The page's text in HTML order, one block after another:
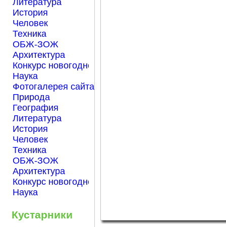
Литература
История
Человек
Техника
ОБЖ-ЗОЖ
Архитектура
Конкурс новогодней открытки "Нарисуем Новый
Наука
Фотогалерея сайта Началка.com
Природа
География
Литература
История
Человек
Техника
ОБЖ-ЗОЖ
Архитектура
Конкурс новогодней открытки "Нарисуем Новый
Наука
Кустарники